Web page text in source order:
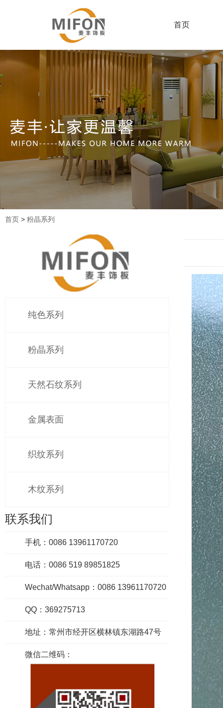
首页
首页 > 粉晶系列
纯色系列
粉晶系列
天然石纹系列
金属表面
织纹系列
木纹系列
联系我们
手机：0086 13961170720
电话：0086 519 89851825
Wechat/Whatsapp：0086 13961170720
QQ：369275713
地址：常州市经开区横林镇东湖路47号
微信二维码：